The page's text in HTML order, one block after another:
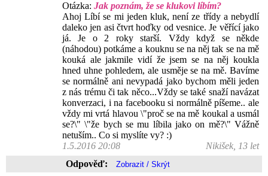
Otázka: Jak poznám, že se klukovi líbím?
Ahoj Líbí se mi jeden kluk, není ze třídy a nebydlí
daleko jen asi čtvrt hoďky od vesnice. Je věřící jako
já. Je o 2 roky starší. Vždy když se někde
(náhodou) potkáme a kouknu se na něj tak se na mě
kouká ale jakmile vidí že jsem se na něj koukla
hned uhne pohledem, ale usměje se na mě. Bavíme
se normálně ani nevypadá jako bychom měli jeden
z nás trému či tak něco...Vždy se také snaží navázat
konverzaci, i na facebooku si normálně píšeme.. ale
vždy mi vrtá hlavou \"proč se na mě koukal a usmál
se?\" \"že bych se mu líbila jako on mě?\" Vážně
netuším.. Co si myslíte vy? :)
1.5.2016 20:08
Nikišek, 13 let
Odpověď: